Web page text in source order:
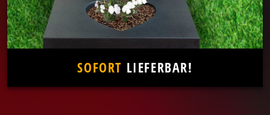
SOFORT LIEFERBAR!